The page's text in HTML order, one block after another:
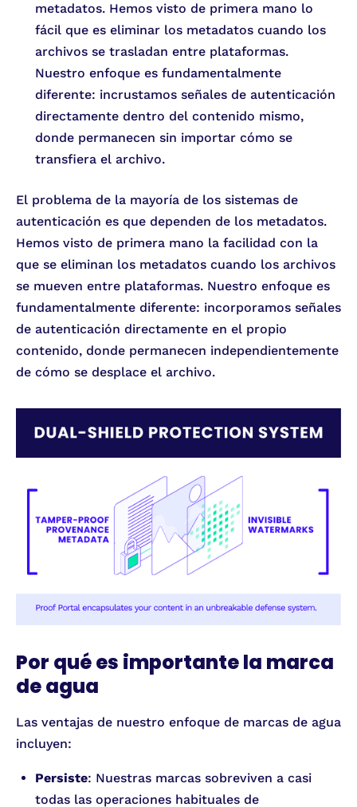
metadatos. Hemos visto de primera mano lo
fácil que es eliminar los metadatos cuando los
archivos se trasladan entre plataformas.
Nuestro enfoque es fundamentalmente
diferente: incrustamos señales de autenticación
directamente dentro del contenido mismo,
donde permanecen sin importar cómo se
transfiera el archivo.
El problema de la mayoría de los sistemas de
autenticación es que dependen de los metadatos.
Hemos visto de primera mano la facilidad con la
que se eliminan los metadatos cuando los archivos
se mueven entre plataformas. Nuestro enfoque es
fundamentalmente diferente: incorporamos señales
de autenticación directamente en el propio
contenido, donde permanecen independientemente
de cómo se desplace el archivo.
Por qué es importante la marca
de agua
Las ventajas de nuestro enfoque de marcas de agua
incluyen:
Persiste: Nuestras marcas sobreviven a casi
todas las operaciones habituales de